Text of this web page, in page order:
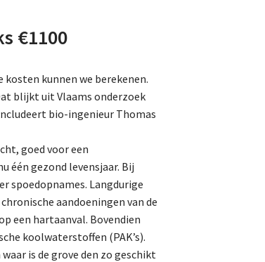
€1100
kunnen we berekenen.
blijkt uit Vlaams onderzoek
bio-ingenieur Thomas
goed voor een
één gezond levensjaar. Bij
Langdurige
aandoeningen van de
een hartaanval. Bovendien
koolwaterstoffen (PAK’s).
is de grove den zo geschikt